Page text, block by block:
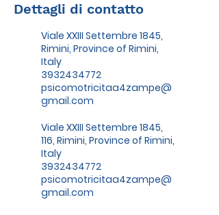
Dettagli di contatto
Viale XXIII Settembre 1845,
Rimini, Province of Rimini,
Italy
3932434772
psicomotricitaa4zampe@
gmail.com
Viale XXIII Settembre 1845,
116, Rimini, Province of Rimini,
Italy
3932434772
psicomotricitaa4zampe@
gmail.com